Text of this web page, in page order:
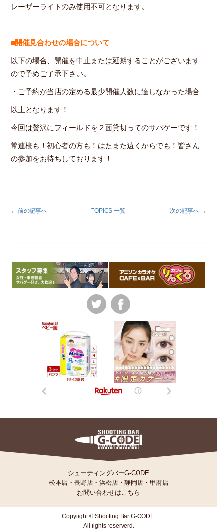
レーザーライトのみ使用不可となります。
■開催見合わせの場合について
以下の場合、開催を中止または延期することがございます
ので予めご了承下さい。
・ご予約が当店の定める最少開催人数に達しなかった場合
以上となります！
今回は贅沢にフィールドを２面貸切ってのサバゲーです！
常連様も！初心者の方も！はたまた遠くからでも！皆さん
の参加をお待ちしております！
← 前の記事へ 次の記事へ →
TOPICS 一覧
シューティングバーG-CODE
松本店・ 長野店・ 浜松店・ 静岡店・ 甲府店
お問い合わせはこちら
Copyright © Shooting Bar G-CODE.
All rights reserverd.